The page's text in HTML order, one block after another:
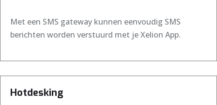
Met een SMS gateway kunnen eenvoudig SMS
berichten worden verstuurd met je Xelion App.
Hotdesking